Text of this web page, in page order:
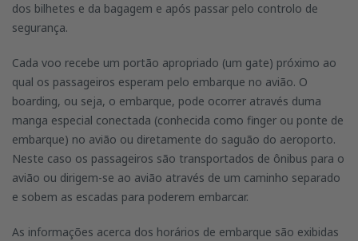
dos bilhetes e da bagagem e após passar pelo controlo de
segurança.
Cada voo recebe um portão apropriado (um gate) próximo ao
qual os passageiros esperam pelo embarque no avião. O
boarding, ou seja, o embarque, pode ocorrer através duma
manga especial conectada (conhecida como finger ou ponte de
embarque) no avião ou diretamente do saguão do aeroporto.
Neste caso os passageiros são transportados de ônibus para o
avião ou dirigem-se ao avião através de um caminho separado
e sobem as escadas para poderem embarcar.
As informações acerca dos horários de embarque são exibidas